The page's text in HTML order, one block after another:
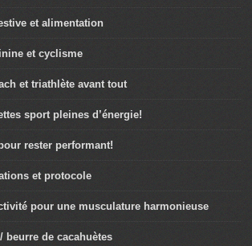
et alimentation
et cyclisme
et triathlète avant tout
sport pleines d’énergie!
rester performant!
et protocole
pour une musculature harmonieuse
beurre de cacahuètes